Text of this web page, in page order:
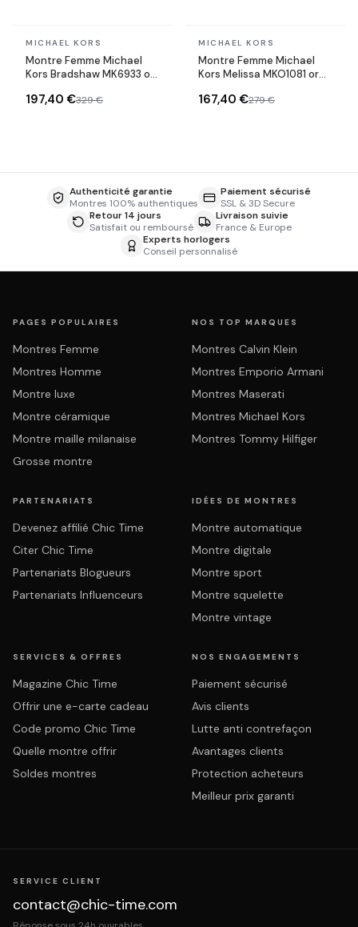
En stock
MICHAEL KORS
Montre Femme Michael
Kors Bradshaw MK6933 or
acier
197,40 €329 €
En stock
MICHAEL KORS
Montre Femme Michael
Kors Melissa MKO1081 or
acier
167,40 €279 €
Authenticité garantie
Montres 100% authentiques
Paiement sécurisé
SSL & 3D Secure
Retour 14 jours
Satisfait ou remboursé
Livraison suivie
France & Europe
Experts horlogers
Conseil personnalisé
PAGES POPULAIRES
Montres Femme
Montres Homme
Montre luxe
Montre céramique
Montre maille milanaise
Grosse montre
NOS TOP MARQUES
Montres Calvin Klein
Montres Emporio Armani
Montres Maserati
Montres Michael Kors
Montres Tommy Hilfiger
PARTENARIATS
Devenez affilié Chic Time
Citer Chic Time
Partenariats Blogueurs
Partenariats Influenceurs
IDÉES DE MONTRES
Montre automatique
Montre digitale
Montre sport
Montre squelette
Montre vintage
SERVICES & OFFRES
Magazine Chic Time
Offrir une e-carte cadeau
Code promo Chic Time
Quelle montre offrir
Soldes montres
NOS ENGAGEMENTS
Paiement sécurisé
Avis clients
Lutte anti contrefaçon
Avantages clients
Protection acheteurs
Meilleur prix garanti
SERVICE CLIENT
contact@chic-time.com